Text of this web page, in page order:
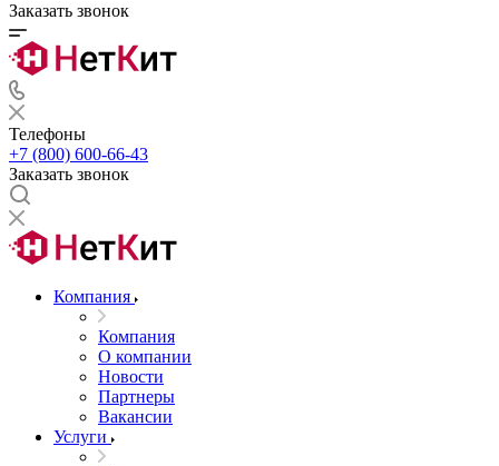
Заказать звонок
Телефоны
+7 (800) 600-66-43
Заказать звонок
Компания
Компания
О компании
Новости
Партнеры
Вакансии
Услуги